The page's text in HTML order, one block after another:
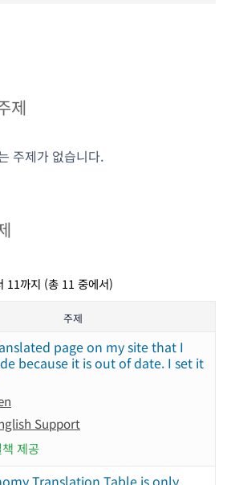
제
주제가 없습니다.
11까지 (총 11 중에서)
주제
page on my site that I
because it is out of date. I set it
Support
제공